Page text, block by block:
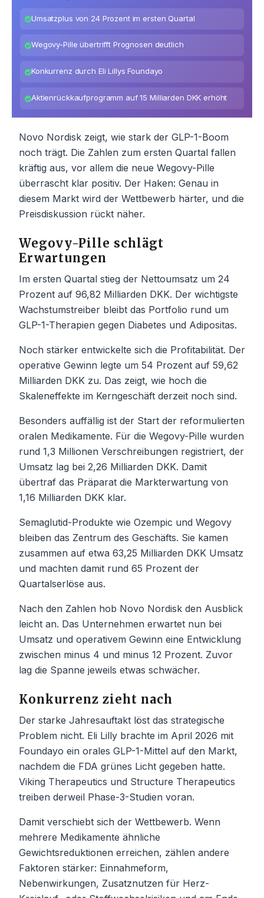
Umsatzplus von 24 Prozent im ersten Quartal
Wegovy-Pille übertrifft Prognosen deutlich
Konkurrenz durch Eli Lillys Foundayo
Aktienrückkaufprogramm auf 15 Milliarden DKK erhöht
Novo Nordisk zeigt, wie stark der GLP-1-Boom
noch trägt. Die Zahlen zum ersten Quartal fallen
kräftig aus, vor allem die neue Wegovy-Pille
überrascht klar positiv. Der Haken: Genau in
diesem Markt wird der Wettbewerb härter, und die
Preisdiskussion rückt näher.
Wegovy-Pille schlägt
Erwartungen
Im ersten Quartal stieg der Nettoumsatz um 24
Prozent auf 96,82 Milliarden DKK. Der wichtigste
Wachstumstreiber bleibt das Portfolio rund um
GLP-1-Therapien gegen Diabetes und Adipositas.
Noch stärker entwickelte sich die Profitabilität. Der
operative Gewinn legte um 54 Prozent auf 59,62
Milliarden DKK zu. Das zeigt, wie hoch die
Skaleneffekte im Kerngeschäft derzeit noch sind.
Besonders auffällig ist der Start der reformulierten
oralen Medikamente. Für die Wegovy-Pille wurden
rund 1,3 Millionen Verschreibungen registriert, der
Umsatz lag bei 2,26 Milliarden DKK. Damit
übertraf das Präparat die Markterwartung von
1,16 Milliarden DKK klar.
Semaglutid-Produkte wie Ozempic und Wegovy
bleiben das Zentrum des Geschäfts. Sie kamen
zusammen auf etwa 63,25 Milliarden DKK Umsatz
und machten damit rund 65 Prozent der
Quartalserlöse aus.
Nach den Zahlen hob Novo Nordisk den Ausblick
leicht an. Das Unternehmen erwartet nun bei
Umsatz und operativem Gewinn eine Entwicklung
zwischen minus 4 und minus 12 Prozent. Zuvor
lag die Spanne jeweils etwas schwächer.
Konkurrenz zieht nach
Der starke Jahresauftakt löst das strategische
Problem nicht. Eli Lilly brachte im April 2026 mit
Foundayo ein orales GLP-1-Mittel auf den Markt,
nachdem die FDA grünes Licht gegeben hatte.
Viking Therapeutics und Structure Therapeutics
treiben derweil Phase-3-Studien voran.
Damit verschiebt sich der Wettbewerb. Wenn
mehrere Medikamente ähnliche
Gewichtsreduktionen erreichen, zählen andere
Faktoren stärker: Einnahmeform,
Nebenwirkungen, Zusatznutzen für Herz-